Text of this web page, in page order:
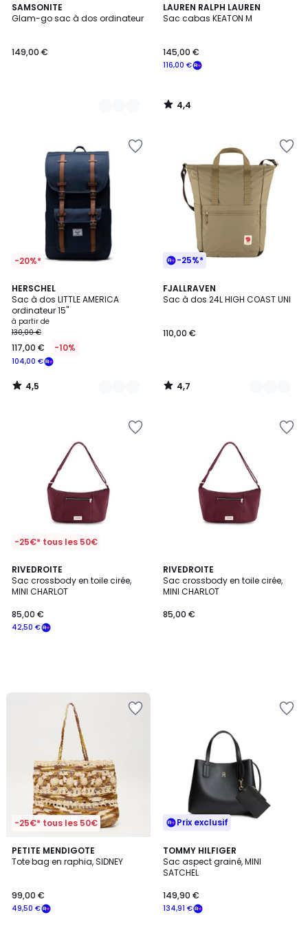
SAMSONITE
Glam-go sac à dos ordinateur
149,00 €
4
Couleurs
LAUREN RALPH LAUREN
Sac cabas KEATON M
116,00 €
145,00 €
4,4
/ 5
4,4
/
-20%*
HERSCHEL
Sac à dos LITTLE AMERICA
ordinateur 15''
à partir de
104,00 €
130,00 €
117,00 € -10%
4,5
/ 5
5
Couleurs
4,5
/
-25%*
FJALLRAVEN
Sac à dos 24L HIGH COAST UNI
110,00 €
4,7
/ 5
5
Couleurs
4,7
/
-25€* tous les 50€
RIVEDROITE
Sac crossbody en toile cirée,
MINI CHARLOT
42,50 €
85,00 €
RIVEDROITE
Sac crossbody en toile cirée,
MINI CHARLOT
85,00 €
-25€* tous les 50€
PETITE MENDIGOTE
Tote bag en raphia, SIDNEY
49,50 €
99,00 €
Prix exclusif
TOMMY HILFIGER
Sac aspect grainé, MINI
SATCHEL
134,91 €
149,90 €